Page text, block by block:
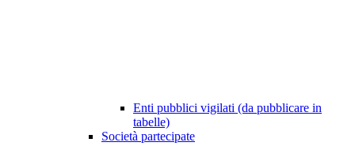
Enti pubblici vigilati (da pubblicare in
tabelle)
Società partecipate